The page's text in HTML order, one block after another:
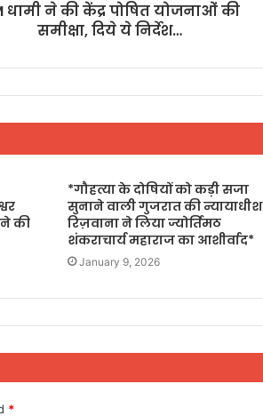
धामी ने की केंद्र पोषित योजनाओं की
समीक्षा, दिये ये निर्देश…
की
*गौहत्या के दोषियों को कड़ी सजा
सुनाने वाली गुजरात की न्यायाधीश
रिज़वाना ने लिया ज्योर्तिमठ
शंकराचार्य महाराज का आशीर्वाद*
January 9, 2026
*